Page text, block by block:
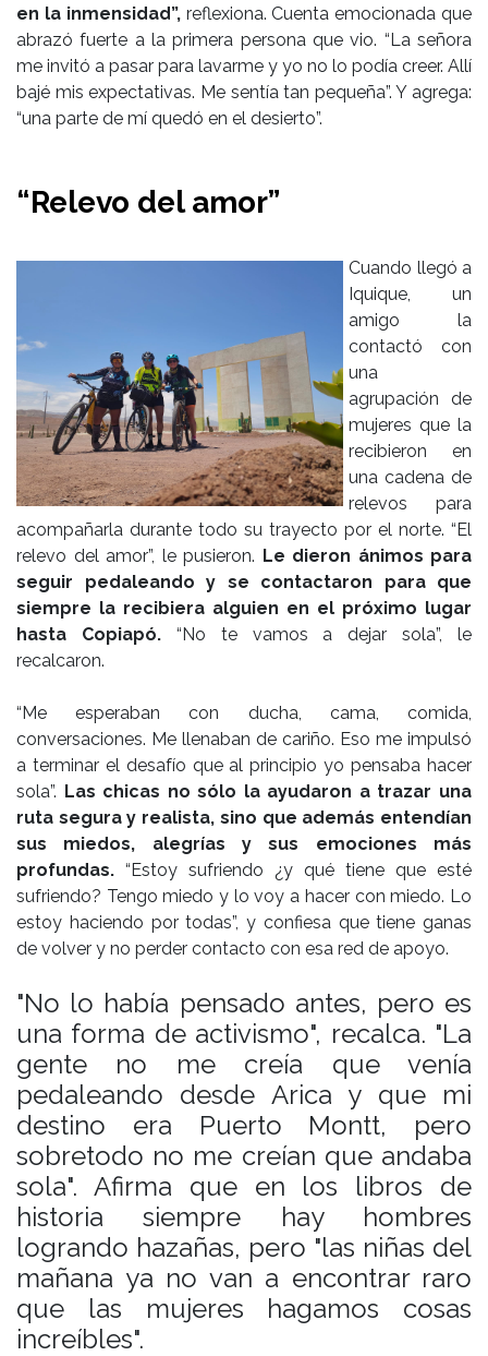
en la inmensidad”,reflexiona. Cuenta emocionada que
abrazó fuerte a la primera persona que vio. “La señora
me invitó a pasar para lavarme y yo no lo podía creer. Allí
bajé mis expectativas. Me sentía tan pequeña”. Y agrega:
“una parte de mí quedó en el desierto”.
“Relevo del amor”
Cuando llegó a
Iquique, un
amigo la
contactó con
una
agrupación de
mujeres que la
recibieron en
una cadena de
relevos para
acompañarla durante todo su trayecto por el norte. “El
relevo del amor”, le pusieron. Le dieron ánimos para
seguir pedaleando y se contactaron para que
siempre la recibiera alguien en el próximo lugar
hasta Copiapó.“No te vamos a dejar sola”, le
recalcaron.
“Me esperaban con ducha, cama, comida,
conversaciones. Me llenaban de cariño. Eso me impulsó
a terminar el desafío que al principio yo pensaba hacer
sola”. Las chicas no sólo la ayudaron a trazar una
ruta segura y realista, sino que además entendían
sus miedos, alegrías y sus emociones más
profundas. “Estoy sufriendo ¿y qué tiene que esté
sufriendo? Tengo miedo y lo voy a hacer con miedo. Lo
estoy haciendo por todas”, y confiesa que tiene ganas
de volver y no perder contacto con esa red de apoyo.
"No lo había pensado antes, pero es
una forma de activismo", recalca. "La
gente no me creía que venía
pedaleando desde Arica y que mi
destino era Puerto Montt, pero
sobretodo no me creían que andaba
sola". Afirma que en los libros de
historia siempre hay hombres
logrando hazañas, pero "las niñas del
mañana ya no van a encontrar raro
que las mujeres hagamos cosas
increíbles".